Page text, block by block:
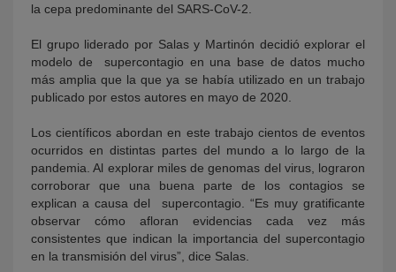
la cepa predominante del SARS-CoV-2.
El grupo liderado por Salas y Martinón decidió explorar el
modelo de supercontagio en una base de datos mucho
más amplia que la que ya se había utilizado en un trabajo
publicado por estos autores en mayo de 2020.
Los científicos abordan en este trabajo cientos de eventos
ocurridos en distintas partes del mundo a lo largo de la
pandemia. Al explorar miles de genomas del virus, lograron
corroborar que una buena parte de los contagios se
explican a causa del supercontagio. “Es muy gratificante
observar cómo afloran evidencias cada vez más
consistentes que indican la importancia del supercontagio
en la transmisión del virus”, dice Salas.